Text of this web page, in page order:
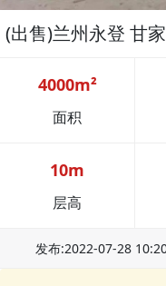
(出售)兰州永登 甘
4000m²
面积
10m
层高
发布:2022-07-28